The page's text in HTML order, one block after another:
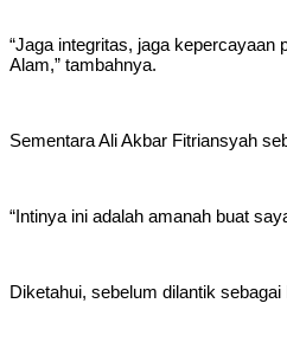
“Jaga integritas, jaga kepercayaan
Alam,” tambahnya.
Sementara Ali Akbar Fitriansyah
“Intinya ini adalah amanah buat
Diketahui, sebelum dilantik